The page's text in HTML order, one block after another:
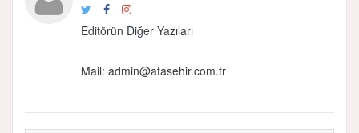
Editörün Diğer Yazıları
Mail: admin@atasehir.com.tr